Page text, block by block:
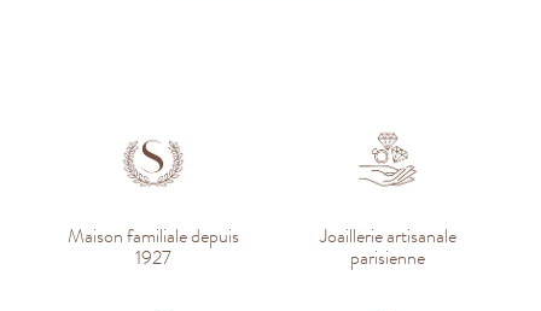
Maison familiale depuis
1927
Joaillerie artisanale
parisienne